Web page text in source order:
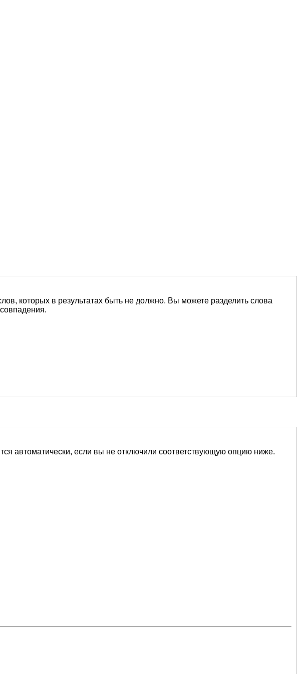
которых в результатах быть не должно. Вы можете разделить слова
автоматически, если вы не отключили соответствующую опцию ниже.